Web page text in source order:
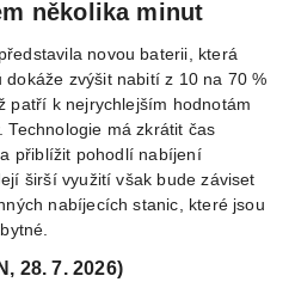
několika minut
novou baterii, která
zvýšit nabití z 10 na 70 %
patří k nejrychlejším hodnotám
Technologie má zkrátit čas
přiblížit pohodlí nabíjení
širší využití však bude záviset
nabíjecích stanic, které jsou
28. 7. 2026)